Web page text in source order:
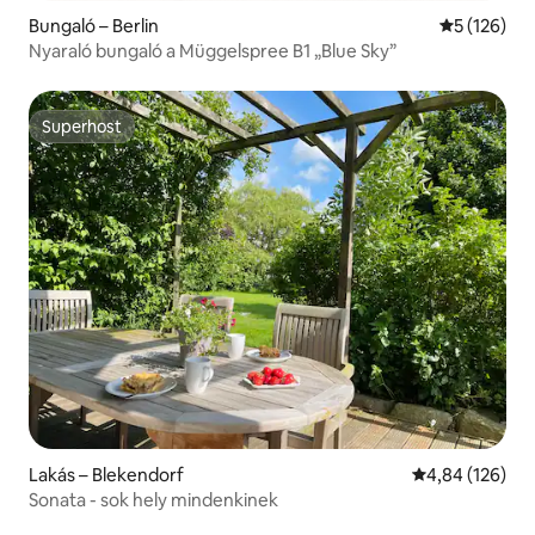
Bungaló – Berlin Átlagos
5 (126)
Nyaraló bungaló a Müggelspree B1 „Blue Sky”
Superhost
Superhost
Lakás – Blekendorf Átlagos
4,84 (126)
Sonata - sok hely mindenkinek